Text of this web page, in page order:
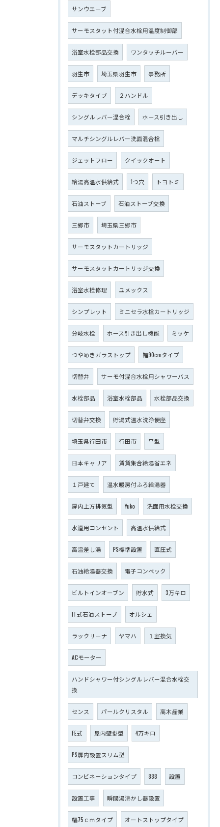
サンウエーブ
サーモスタット付混合水栓用温度制御部
浴室水栓部品交換 ワンタッチルーバー
羽生市 埼玉県羽生市 事務所
デッキタイプ ２ハンドル
シングルレバー混合栓 ホース引き出し
マルチシングルレバー洗面混合栓
ジェットフロー クイックオート
給湯高温水供給式 1つ穴 トヨトミ
石油ストーブ 石油ストーブ交換
三郷市 埼玉県三郷市
サーモスタットカートリッジ
サーモスタットカートリッジ交換
浴室水栓修理 ユメックス
シンプレット ミニセラ水栓カートリッジ
分岐水栓 ホース引き出し機能 ミッケ
つやめきガラストップ 幅90cmタイプ
切替弁 サーモ付混合水栓用シャワーバス
水栓部品 浴室水栓部品 水栓部品交換
切替弁交換 貯湯式温水洗浄便座
埼玉県行田市 行田市 平型
日本キャリア 賃貸集合給湯省エネ
１戸建て 温水暖房付ふろ給湯器
扉内上方排気型 Yuko 洗面用水栓交換
水道用コンセント 高温水供給式
高温差し湯 PS標準設置 直圧式
石油給湯器交換 電子コンベック
ビルトインオーブン 貯水式 3万キロ
FF式石油ストーブ オルシェ
ラックリーナ ヤマハ １室換気
ACモーター
ハンドシャワー付シングルレバー混合水栓交
換
センス パールクリスタル 高木産業
FE式 屋内壁掛型 4万キロ
PS扉内設置スリム型
コンビネーションタイプ 888 設置
設置工事 瞬間湯沸かし器設置
幅75ｃｍタイプ オートストップタイプ